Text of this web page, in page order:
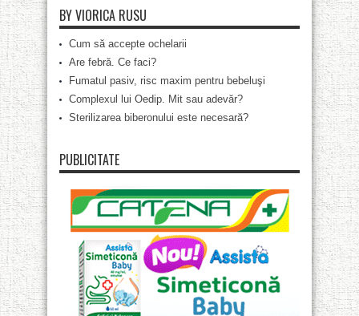
BY VIORICA RUSU
Cum să accepte ochelarii
Are febră. Ce faci?
Fumatul pasiv, risc maxim pentru bebeluşi
Complexul lui Oedip. Mit sau adevăr?
Sterilizarea biberonului este necesară?
PUBLICITATE